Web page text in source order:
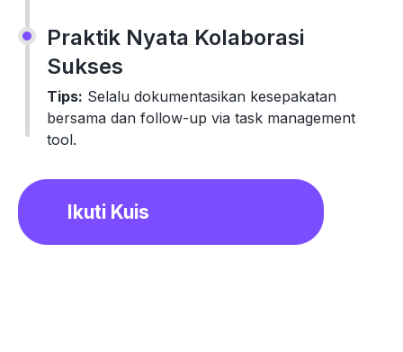
Praktik Nyata Kolaborasi
Sukses
Tips: Selalu dokumentasikan kesepakatan
bersama dan follow-up via task management
tool.
Ikuti Kuis